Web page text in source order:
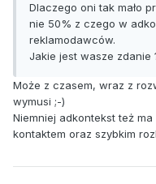
Dlaczego oni tak mało
nie 50% z czego w
reklamodawców.
Jakie jest wasze zdanie
Może z czasem, wraz z
wymusi ;-)
Niemniej adkontekst też
kontaktem oraz szybkim